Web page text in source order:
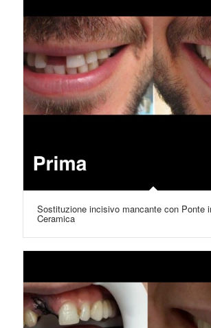
Sostituzione incisivo mancante con Ponte
Ceramica